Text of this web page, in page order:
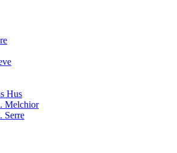
Hus
Melchior
Serre